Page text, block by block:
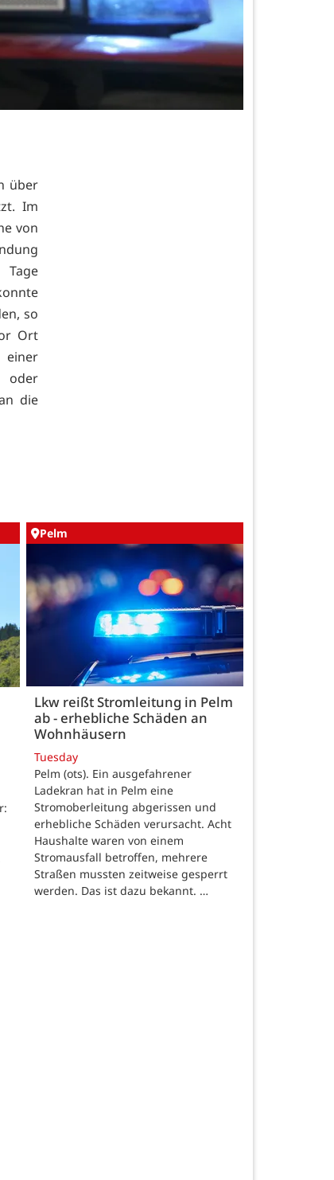
über
Im
von
so
Ort
einer
oder
die
Pelm
Lkw reißt Stromleitung in Pelm
ab - erhebliche Schäden an
Wohnhäusern
Tuesday
Pelm (ots). Ein ausgefahrener
Ladekran hat in Pelm eine
Stromoberleitung abgerissen und
erhebliche Schäden verursacht. Acht
Haushalte waren von einem
Stromausfall betroffen, mehrere
Straßen mussten zeitweise gesperrt
werden. Das ist dazu bekannt. …